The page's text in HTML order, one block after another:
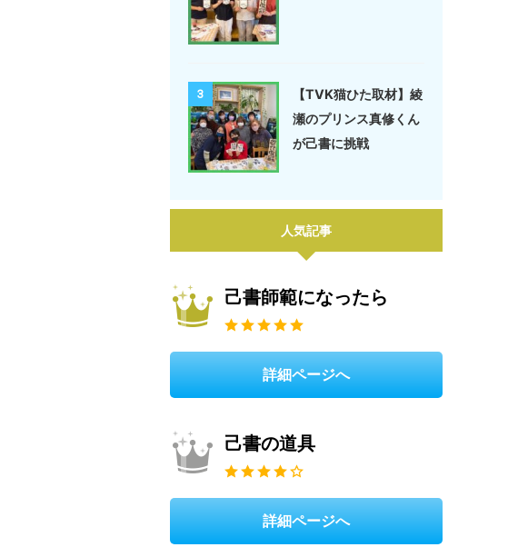
3
【TVK猫ひた取材】綾
瀬のプリンス真修くん
が己書に挑戦
人気記事
己書師範になったら
詳細ページへ
己書の道具
詳細ページへ